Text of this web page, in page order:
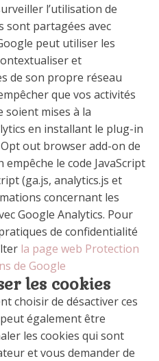
l’utilisation de
sont partagées avec
peut utiliser les
et
de son propre réseau
que vos activités
soient mises à la
en installant le plug-in
out browser add-on de
le code JavaScript
(ga.js, analytics.js et
concernant les
Google Analytics. Pour
de confidentialité
la page web Protection
de Google
les cookies
choisir de désactiver ces
également être
les cookies qui sont
et vous demander de